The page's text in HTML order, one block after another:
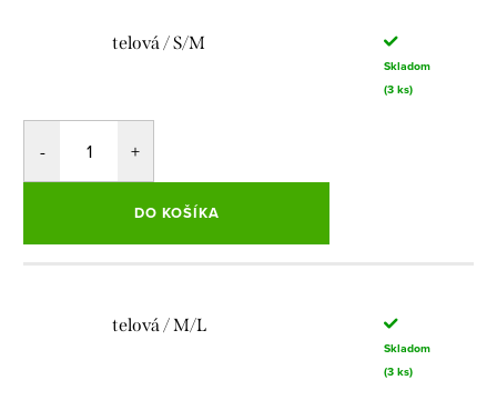
telová / S/M
Skladom
(3 ks)
DO KOŠÍKA
telová / M/L
Skladom
(3 ks)